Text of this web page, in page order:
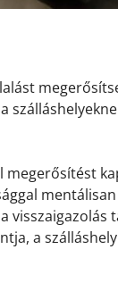
megerősítést
visszaigazolás
a